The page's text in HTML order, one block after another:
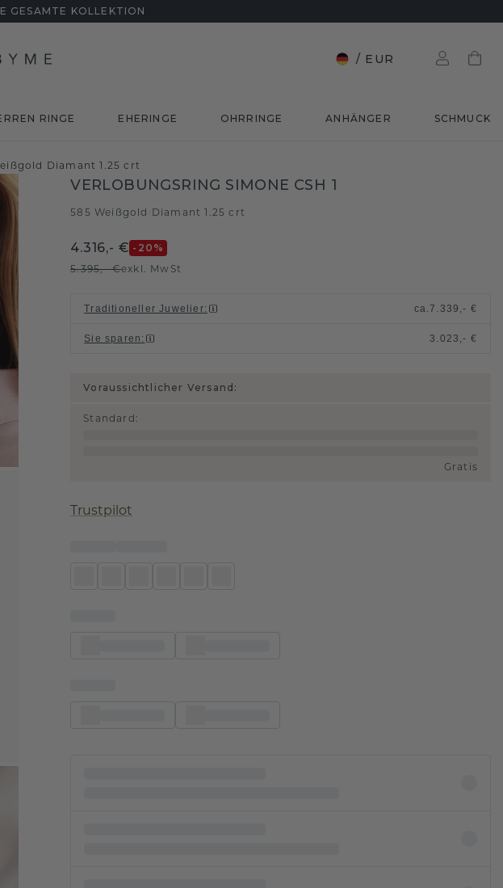
GESAMTE KOLLEKTION
/ EUR
RINGE EHERINGE OHRRINGE ANHÄNGER SCHMUCK
Diamant 1.25 crt
VERLOBUNGSRING SIMONE CSH 1
585 Weißgold Diamant 1.25 crt
4.316,- € -20 %
5.395,- €exkl. MwSt
Traditioneller Juwelier: ca.7.339,- €
Sie sparen : 3.023,- €
Voraussichtlicher Versand:
Standard :
Gratis
Trustpilot